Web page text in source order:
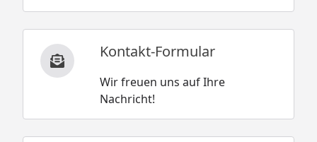
Kontakt-Formular
Wir freuen uns auf Ihre
Nachricht!